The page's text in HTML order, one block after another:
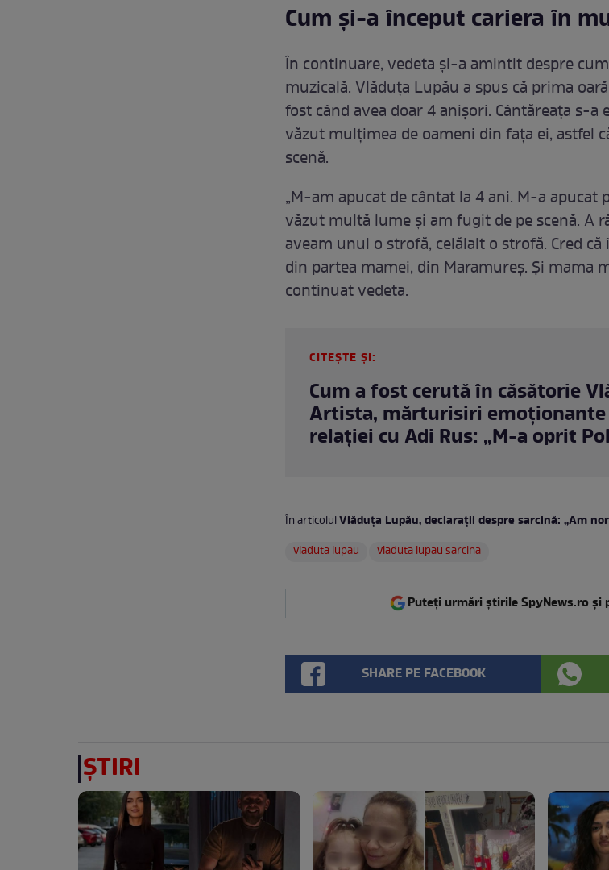
Cum și-a început cariera în
În continuare, vedeta și-a amintit despre
muzicală. Vlăduța Lupău a spus că prima
fost când avea doar 4 anișori. Cântăreața s-
văzut mulțimea de oameni din fața ei, astfel
scenă.
„M-am apucat de cântat la 4 ani. M-a apucat
văzut multă lume și am fugit de pe scenă. A
aveam unul o strofă, celălalt o strofă. Cred
din partea mamei, din Maramureș. Și mama
continuat vedeta.
CITEȘTE ȘI:
Cum a fost cerută în căsătorie
Artista, mărturisiri emoționante
relației cu Adi Rus: „M-a oprit
În articolulVlăduța Lupău, declarații despre sarcină: „Am
vladuta lupau
vladuta lupau sarcina
Puteți urmări știrile SpyNews.ro și
SHARE PE FACEBOOK
ȘTIRI